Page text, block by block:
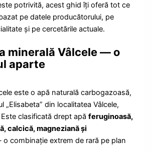
potrivită, acest ghid îți oferă tot ce
pe datele producătorului, pe
și pe cercetările actuale.
minerală Vâlcele — o
aparte
este o apă naturală carbogazoasă,
„Elisabeta” din localitatea Vâlcele,
clasificată drept apăferuginoasă,
calcică, magneziană și
combinație extrem de rară pe plan